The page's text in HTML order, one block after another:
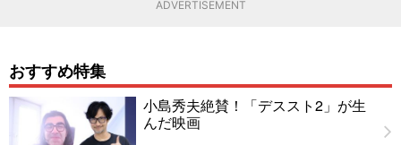
ADVERTISEMENT
おすすめ特集
小島秀夫絶賛！「デススト2」が生
んだ映画